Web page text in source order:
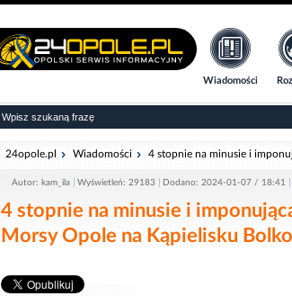
Wiadomości
24opole.pl Wiadomości 4 stopnie na minusie i
Autor: kam_ila Wyświetleń: 29183 Dodano: 2024-01-07 / 18:41
4 stopnie na minusie i
Morsy Opole na Kąpielisku Bolko